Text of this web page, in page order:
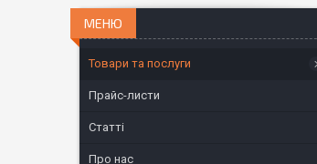
Товари та послуги
Прайс-листи
Статті
Про нас